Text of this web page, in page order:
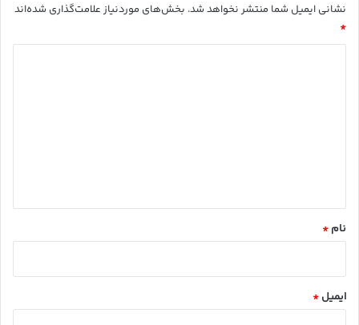
نشانی ایمیل شما منتشر نخواهد شد. بخش‌های موردنیاز علامت‌گذاری شده‌اند
*
نام *
ایمیل *